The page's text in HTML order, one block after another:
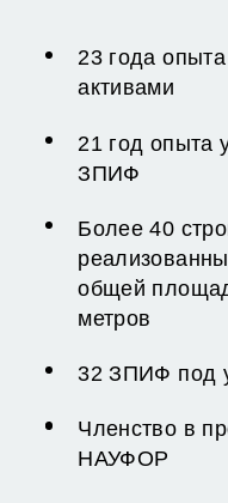
23 года
активами
21 год опыта
ЗПИФ
Более 40
общей
метров
32 ЗПИФ под
Членство в
НАУФОР